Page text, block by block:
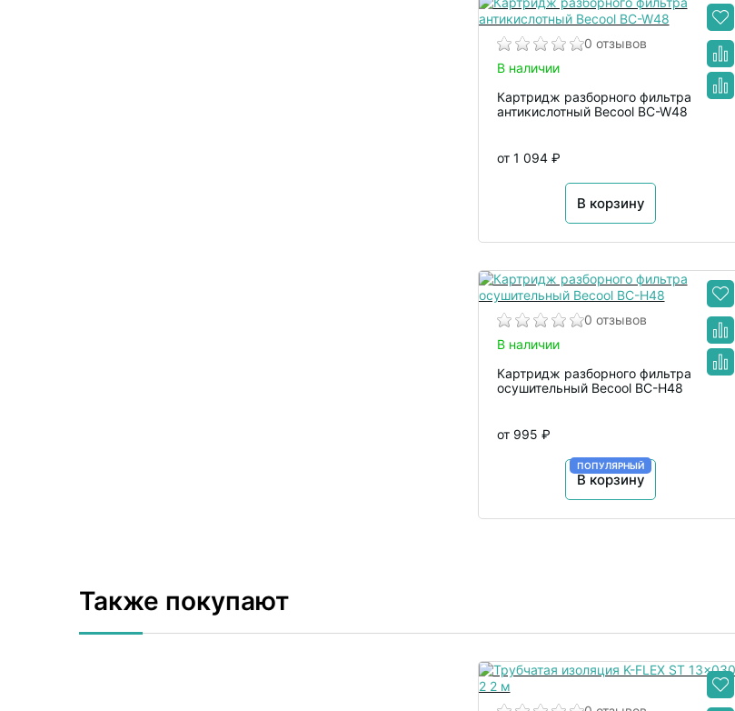
0 отзывов
В наличии
Картридж разборного фильтра
антикислотный Becool BC-W48
от 1 094 ₽
В корзину
0 отзывов
В наличии
Картридж разборного фильтра
осушительный Becool BC-H48
от 995 ₽
В корзину
ПОПУЛЯРНЫЙ
Также покупают